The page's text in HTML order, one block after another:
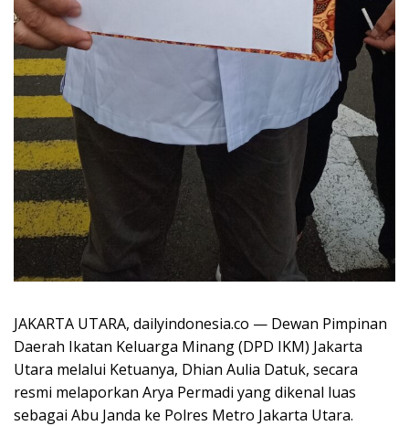
JAKARTA UTARA, dailyindonesia.co — Dewan Pimpinan
Daerah Ikatan Keluarga Minang (DPD IKM) Jakarta
Utara melalui Ketuanya, Dhian Aulia Datuk, secara
resmi melaporkan Arya Permadi yang dikenal luas
sebagai Abu Janda ke Polres Metro Jakarta Utara.